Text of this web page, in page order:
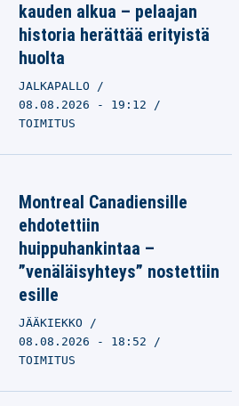
kauden alkua – pelaajan
historia herättää erityistä
huolta
JALKAPALLO
08.08.2026 - 19:12
TOIMITUS
Montreal Canadiensille
ehdotettiin
huippuhankintaa –
”venäläisyhteys” nostettiin
esille
JÄÄKIEKKO
08.08.2026 - 18:52
TOIMITUS